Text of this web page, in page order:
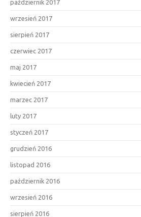
październik 2017
wrzesień 2017
sierpień 2017
czerwiec 2017
maj 2017
kwiecień 2017
marzec 2017
luty 2017
styczeń 2017
grudzień 2016
listopad 2016
październik 2016
wrzesień 2016
sierpień 2016